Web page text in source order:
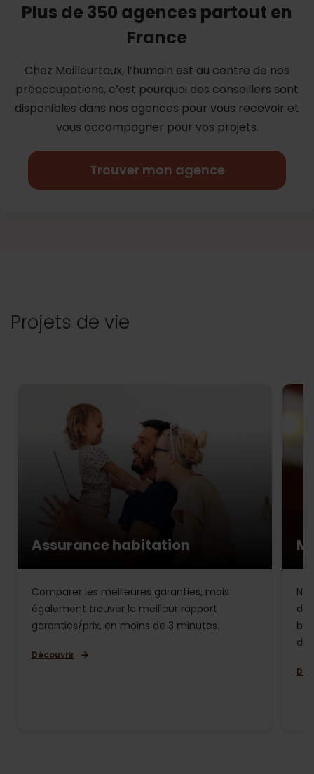
Plus de 350 agences partout en
France
Chez Meilleurtaux, l’humain est au centre de nos
préoccupations, c’est pourquoi des conseillers sont
disponibles dans nos agences pour vous recevoir et
vous accompagner pour vos projets.
Trouver mon agence
Projets de vie
Assurance habitation
Comparer les meilleures garanties, mais
également trouver le meilleur rapport
garanties/prix, en moins de 3 minutes.
Découvrir
de
de